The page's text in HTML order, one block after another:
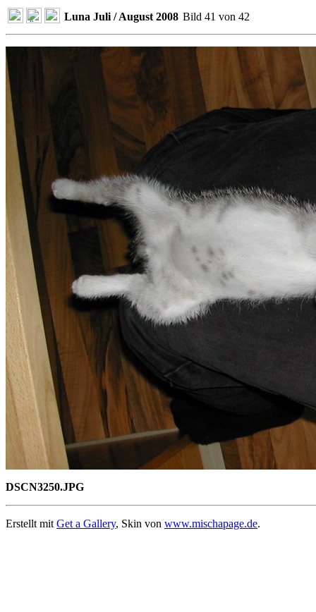
Luna Juli / August 2008 Bild 41 von 42
DSCN3250.JPG
Erstellt mit Get a Gallery, Skin von www.mischapage.de.